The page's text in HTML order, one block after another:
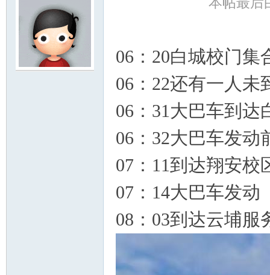
06：20白城校门集
06：22还有一人未
06：31大巴车到达
06：32大巴车发动
07：11到达翔安校
07：14大巴车发动
08：03到达云埔服